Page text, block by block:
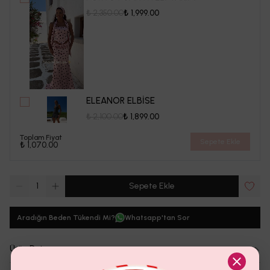
₺ 1,999.00
ELEANOR ELBİSE
₺ 1,899.00
Toplam Fiyat
₺ 1,070.00
1 Sepete Ekle
Aradığın Beden Tükendi Mi? Whatsapp'tan Sor
Ürün Detayı